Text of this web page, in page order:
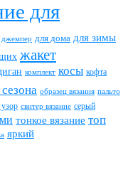
для
джемпер для дома для зимы
жакет
комплект косы кофта
образец вязания пальто
свитер вязание серый
тонкое вязание топ
яркий